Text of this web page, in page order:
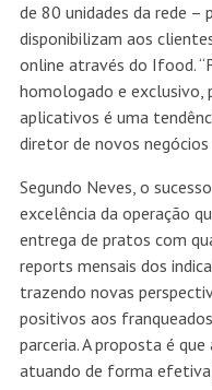
de 80 unidades da rede –
disponibilizam aos
online através do Ifood.
homologado e exclusivo,
aplicativos é uma
diretor de novos negócios
Segundo Neves, o
excelência da operação
entrega de pratos com
reports mensais dos
trazendo novas
positivos aos
parceria. A proposta é
atuando de forma